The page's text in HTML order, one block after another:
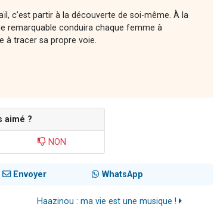
c’est partir à la découverte de soi-même. À la
remarquable conduira chaque femme à
à tracer sa propre voie.
aimé ?
NON
Envoyer WhatsApp
Haazinou : ma vie est une musique !